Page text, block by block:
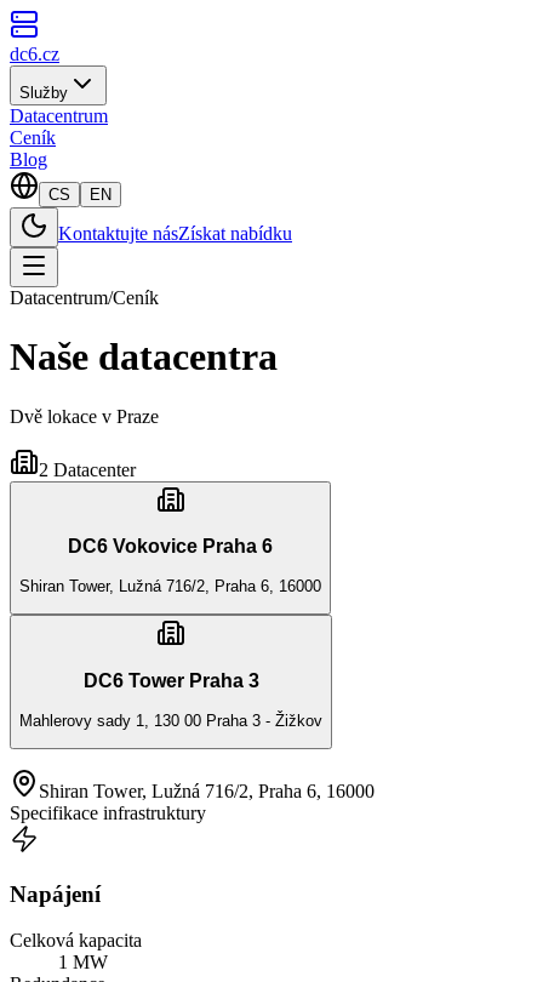
dc6.cz
Služby
Datacentrum
Ceník
Blog
CS EN
Kontaktujte násZískat nabídku
Datacentrum/Ceník
Naše datacentra
Dvě lokace v Praze
2 Datacenter
DC6 Vokovice Praha 6
Shiran Tower, Lužná 716/2, Praha 6, 16000
DC6 Tower Praha 3
Mahlerovy sady 1, 130 00 Praha 3 - Žižkov
Shiran Tower, Lužná 716/2, Praha 6, 16000
Specifikace infrastruktury
Napájení
Celková kapacita
1 MW